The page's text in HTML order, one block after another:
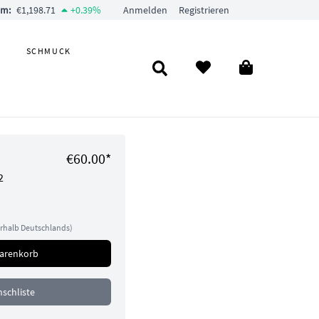
€1,198.71 +0.39% Anmelden Registrieren
SCHMUCK
€60.00*
Deutschlands)